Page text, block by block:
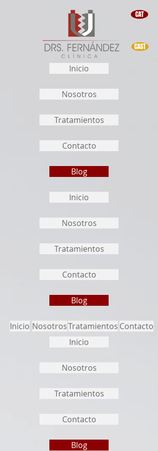
CAT
CAST
Inicio
Nosotros
Tratamientos
Contacto
Blog
Inicio
Nosotros
Tratamientos
Contacto
Blog
Inicio NosotrosTratamientos Contacto
Inicio
Nosotros
Tratamientos
Contacto
Blog